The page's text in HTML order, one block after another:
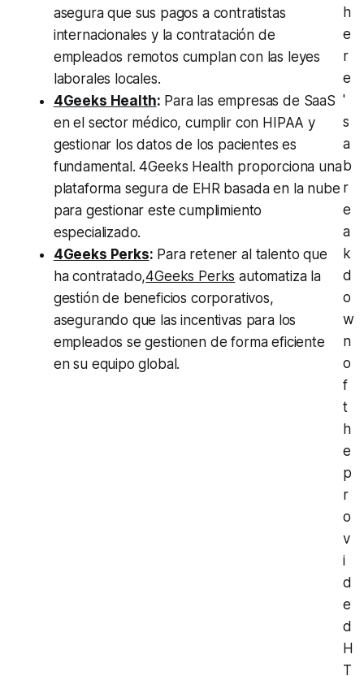
asegura que sus pagos a contratistas
internacionales y la contratación de
empleados remotos cumplan con las leyes
laborales locales.
4Geeks Health: Para las empresas de SaaS
en el sector médico, cumplir con HIPAA y
gestionar los datos de los pacientes es
fundamental. 4Geeks Health proporciona una
plataforma segura de EHR basada en la nube
para gestionar este cumplimiento
especializado.
4Geeks Perks: Para retener al talento que
ha contratado,4Geeks Perks automatiza la
gestión de beneficios corporativos,
asegurando que las incentivas para los
empleados se gestionen de forma eficiente
en su equipo global.
h
e
r
e
'
s
a
b
r
e
a
k
d
o
w
n
o
f
t
h
e
p
r
o
v
i
d
e
d
H
T